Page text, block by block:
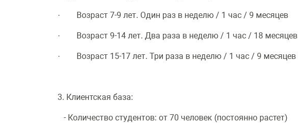
· Возраст 7-9 лет. Один раз в неделю / 1 час / 9 месяцев
· Возраст 9-14 лет. Два раза в неделю / 1 час / 18 месяцев
· Возраст 15-17 лет. Три раза в неделю / 1 час / 9 месяцев
3. Клиентская база:
- Количество студентов: от 70 человек (постоянно растет)